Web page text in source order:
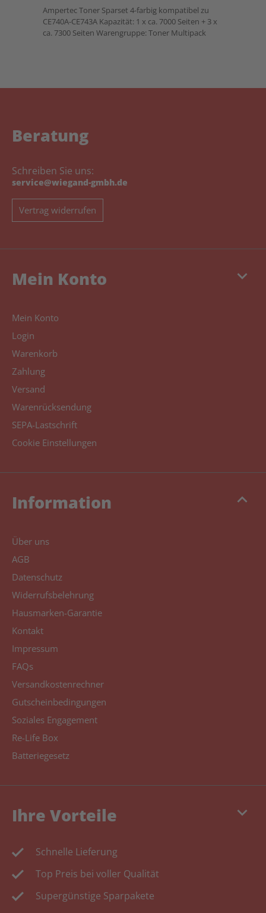
Ampertec Toner Sparset 4-farbig kompatibel zu
CE740A-CE743A Kapazität: 1 x ca. 7000 Seiten + 3 x
ca. 7300 Seiten Warengruppe: Toner Multipack
Beratung
Schreiben Sie uns:
service@wiegand-gmbh.de
Vertrag widerrufen
keyboard_arrow_down
Mein Konto
Mein Konto
Login
Warenkorb
Zahlung
Versand
Warenrücksendung
SEPA-Lastschrift
Cookie Einstellungen
keyboard_arrow_up
Information
Über uns
AGB
Datenschutz
Widerrufsbelehrung
Hausmarken-Garantie
Kontakt
Impressum
FAQs
Versandkostenrechner
Gutscheinbedingungen
Soziales Engagement
Re-Life Box
Batteriegesetz
keyboard_arrow_down
Ihre Vorteile
Schnelle Lieferung
Top Preis bei voller Qualität
Supergünstige Sparpakete